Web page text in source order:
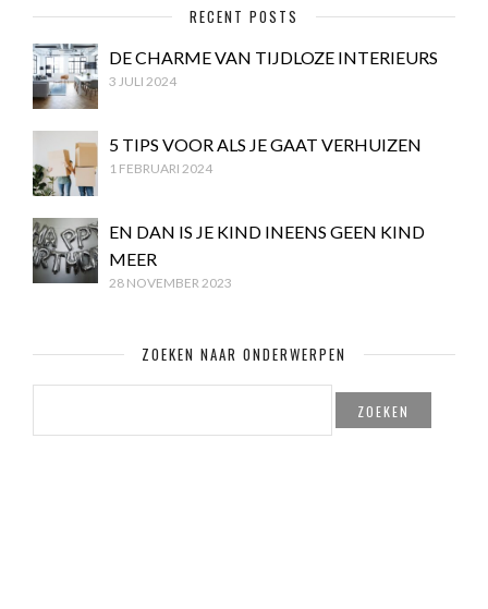
RECENT POSTS
DE CHARME VAN TIJDLOZE INTERIEURS
3 JULI 2024
5 TIPS VOOR ALS JE GAAT VERHUIZEN
1 FEBRUARI 2024
EN DAN IS JE KIND INEENS GEEN KIND
MEER
28 NOVEMBER 2023
ZOEKEN NAAR ONDERWERPEN
ZOEKEN